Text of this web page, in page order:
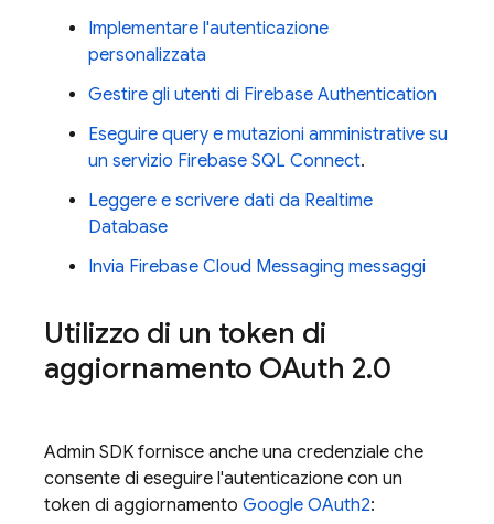
Implementare l'autenticazione
personalizzata
Gestire gli utenti di Firebase Authentication
Eseguire query e mutazioni amministrative su
un servizio Firebase SQL Connect.
Leggere e scrivere dati da Realtime
Database
Invia Firebase Cloud Messaging messaggi
Utilizzo di un token di
aggiornamento OAuth 2.0
Admin SDK fornisce anche una credenziale che
consente di eseguire l'autenticazione con un
token di aggiornamento Google OAuth2: